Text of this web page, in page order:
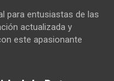
para entusiastas de las
actualizada y
este apasionante